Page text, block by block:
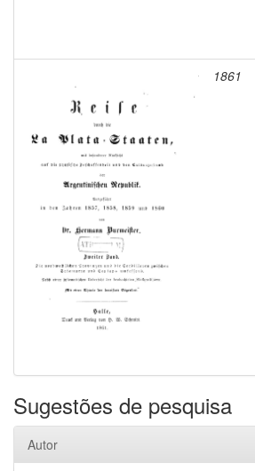
1861
Sugestões de pesquisa
Autor